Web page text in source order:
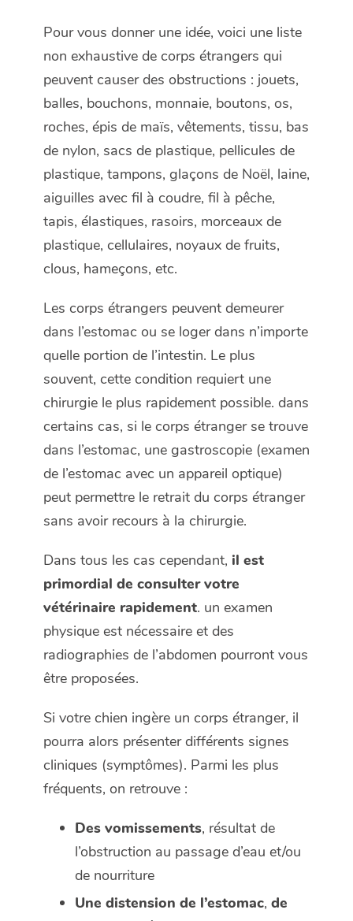
Pour vous donner une idée, voici une liste
non exhaustive de corps étrangers qui
peuvent causer des obstructions : jouets,
balles, bouchons, monnaie, boutons, os,
roches, épis de maïs, vêtements, tissu, bas
de nylon, sacs de plastique, pellicules de
plastique, tampons, glaçons de Noël, laine,
aiguilles avec fil à coudre, fil à pêche,
tapis, élastiques, rasoirs, morceaux de
plastique, cellulaires, noyaux de fruits,
clous, hameçons, etc.
Les corps étrangers peuvent demeurer
dans l’estomac ou se loger dans n’importe
quelle portion de l’intestin. Le plus
souvent, cette condition requiert une
chirurgie le plus rapidement possible. dans
certains cas, si le corps étranger se trouve
dans l’estomac, une gastroscopie (examen
de l’estomac avec un appareil optique)
peut permettre le retrait du corps étranger
sans avoir recours à la chirurgie.
Dans tous les cas cependant, il est
primordial de consulter votre
vétérinaire rapidement. un examen
physique est nécessaire et des
radiographies de l’abdomen pourront vous
être proposées.
Si votre chien ingère un corps étranger, il
pourra alors présenter différents signes
cliniques (symptômes). Parmi les plus
fréquents, on retrouve :
Des vomissements, résultat de
l’obstruction au passage d’eau et/ou
de nourriture
Une distension de l’estomac, de